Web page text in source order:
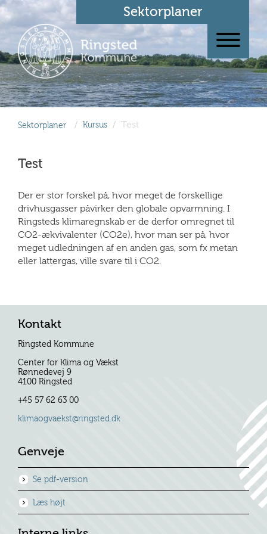
Sektorplaner
Sektorplaner / Kursus / Test
Test
Der er stor forskel på, hvor meget de forskellige
drivhusgasser påvirker den globale opvarmning. I
Ringsteds klimaregnskab er de derfor omregnet til
CO2-ækvivalenter (CO2e), hvor man ser på, hvor
meget udledningen af en anden gas, som fx metan
eller lattergas, ville svare til i CO2.
Kontakt
Ringsted Kommune
Center for Klima og Vækst
Rønnedevej 9
4100 Ringsted
+45 57 62 63 00
klimaogvaekst@ringsted.dk
Genveje
Se pdf-version
Læs højt